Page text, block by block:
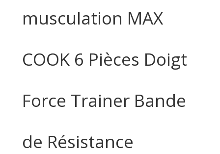
musculation MAX
COOK 6 Pièces Doigt
Force Trainer Bande
de Résistance